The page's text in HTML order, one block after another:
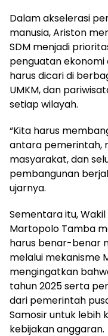
Dalam akselerasi
manusia, Ariston
SDM menjadi
penguatan ekonomi
harus dicari di
UMKM, dan
setiap wilayah.
“Kita harus
antara pemerintah,
masyarakat, dan
pembangunan
ujarnya.
Sementara itu,
Martopolo Tamba
harus benar-benar
melalui mekanisme
mengingatkan
tahun 2025 serta
dari pemerintah
Samosir untuk
kebijakan anggaran.